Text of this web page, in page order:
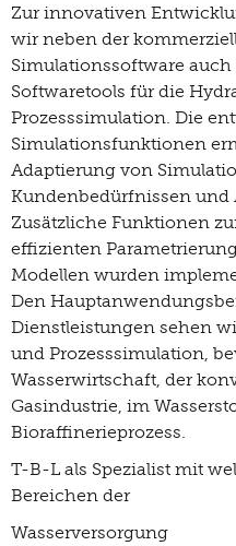
Zur innovativen
wir neben der
Simulationssoftware
Softwaretools für die
Prozesssimulation. Die
Simulationsfunktionen
Adaptierung von
Kundenbedürfnissen und
Zusätzliche Funktionen
effizienten
Modellen wurden
Den
Dienstleistungen sehen
und Prozesssimulation,
Wasserwirtschaft, der
Gasindustrie, im
Bioraffinerieprozess.
T-B-L als Spezialist mit
Bereichen der
Wasserversorgung